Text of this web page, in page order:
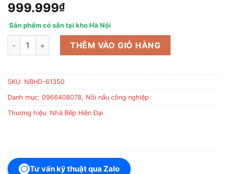
999.999₫
Sản phẩm có sẵn tại kho Hà Nội
Máy Xay Bột Nước Mini Và Công Nghiệp số lượng
THÊM VÀO GIỎ HÀNG
SKU: NBHD-61350
Danh mục: 0966408078, Nồi nấu công nghiệp
Thương hiệu: Nhà Bếp Hiện Đại
Tư vấn kỹ thuật qua Zalo